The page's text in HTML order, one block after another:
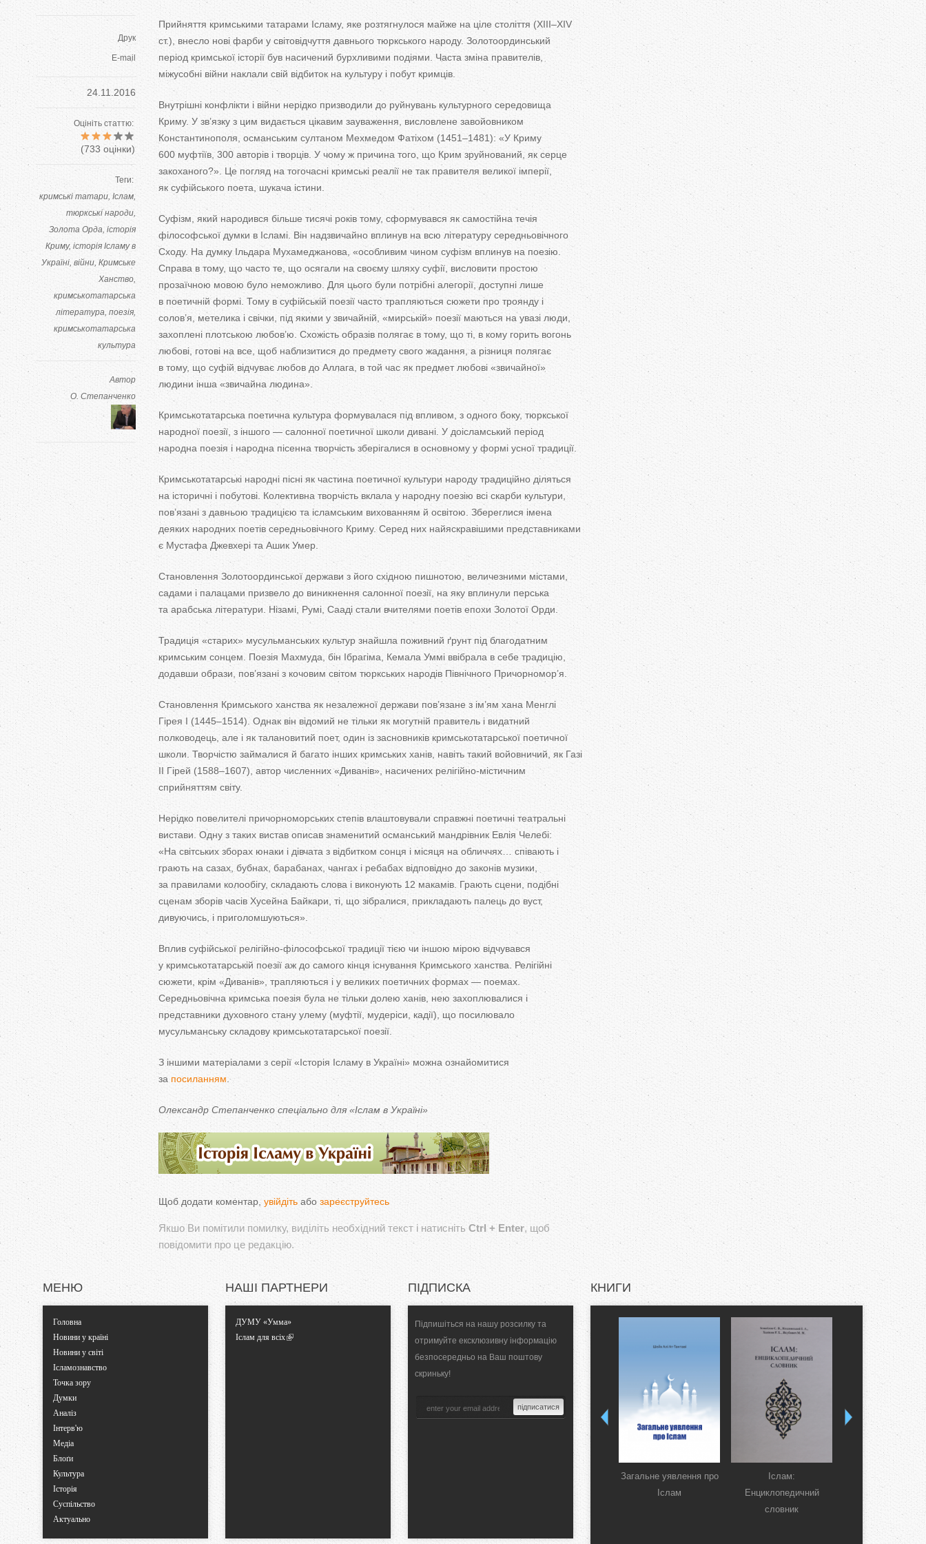
Друк
E-mail
24.11.2016
Оцініть статтю:
(733 оцінки)
Теги:
кримські татари Іслам
тюркські народи
Золота Орда історія
Криму історія Ісламу в
Україні війни Кримське
Ханство
кримськотатарська
література поезія
кримськотатарська
культура
Автор
О. Степанченко
Прийняття кримськими татарами Ісламу, яке розтягнулося майже на ціле століття (XIII–XIV
ст.), внесло нові фарби у світовідчуття давнього тюркського народу. Золотоординський
період кримської історії був насичений бурхливими подіями. Часта зміна правителів,
міжусобні війни наклали свій відбиток на культуру і побут кримців.
Внутрішні конфлікти і війни нерідко призводили до руйнувань культурного середовища
Криму. У зв’язку з цим видається цікавим зауваження, висловлене завойовником
Константинополя, османським султаном Мехмедом Фатіхом (1451–1481): «У Криму
600 муфтіїв, 300 авторів і творців. У чому ж причина того, що Крим зруйнований, як серце
закоханого?» . Це погляд на тогочасні кримські реалії не так правителя великої імперії,
як суфійського поета, шукача істини.
Суфізм, який народився більше тисячі років тому, сформувався як самостійна течія
філософської думки в Ісламі. Він надзвичайно вплинув на всю літературу середньовічного
Сходу. На думку Ільдара Мухамеджанова, «особливим чином суфізм вплинув на поезію.
Справа в тому, що часто те, що осягали на своєму шляху суфії, висловити простою
прозаїчною мовою було неможливо. Для цього були потрібні алегорії, доступні лише
в поетичній формі. Тому в суфійській поезії часто трапляються сюжети про троянду і
солов’я, метелика і свічки, під якими у звичайній, «мирській» поезії маються на увазі люди,
захоплені плотською любов’ю. Схожість образів полягає в тому, що ті, в кому горить вогонь
любові, готові на все, щоб наблизитися до предмету свого жадання, а різниця полягає
в тому, що суфій відчуває любов до Аллага, в той час як предмет любові «звичайної»
людини інша «звичайна людина»
Кримськотатарська поетична культура формувалася під впливом, з одного боку, тюркської
народної поезії, з іншого — салонної поетичної школи дивані. У доісламський період
народна поезія і народна пісенна творчість зберігалися в основному у формі усної традиції.
Кримськотатарські народні пісні як частина поетичної культури народу традиційно діляться
на історичні і побутові. Колективна творчість вклала у народну поезію всі скарби культури,
пов’язані з давньою традицією та ісламським вихованням й освітою. Збереглися імена
деяких народних поетів середньовічного Криму. Серед них найяскравішими представниками
є Мустафа Джевхері та Ашик Умер.
Становлення Золотоординської держави з його східною пишнотою, величезними містами,
садами і палацами призвело до виникнення салонної поезії, на яку вплинули перська
та арабська літератури. Нізамі, Румі, Сааді стали вчителями поетів епохи Золотої Орди.
Традиція «старих» мусульманських культур знайшла поживний ґрунт під благодатним
кримським сонцем. Поезія Махмуда, бін Ібрагіма, Кемала Уммі ввібрала в себе традицію,
додавши образи, пов’язані з кочовим світом тюркських народів Північного Причорномор’я.
Становлення Кримського ханства як незалежної держави пов’язане з ім’ям хана Менглі
Гірея І (1445–1514). Однак він відомий не тільки як могутній правитель і видатний
полководець, але і як талановитий поет, один із засновників кримськотатарської поетичної
школи. Творчістю займалися й багато інших кримських ханів, навіть такий войовничий, як Газі
II Гірей (1588–1607), автор численних«Диванів» , насичених релігійно-містичним
сприйняттям світу.
Нерідко повелителі причорноморських степів влаштовували справжні поетичні театральні
вистави. Одну з таких вистав описав знаменитий османський мандрівник Евлія Челебі:
«На світських зборах юнаки і дівчата з відбитком сонця і місяця на обличчях
співають і
грають на сазах, бубнах, барабанах, чангах і ребабах відповідно до законів музики,
за правилами колообігу, складають слова і виконують 12 макамів. Грають сцени, подібні
сценам зборів часів Хусейна Байкари, ті, що зібралися, прикладають палець до вуст,
дивуючись, і приголомшуються»
Вплив суфійської релігійно-філософської традиції тією чи іншою мірою відчувався
у кримськотатарській поезії аж до самого кінця існування Кримського ханства. Релігійні
сюжети, крім «Диванів», трапляються і у великих поетичних формах — поемах.
Середньовічна кримська поезія була не тільки долею ханів, нею захоплювалися і
представники духовного стану улему (муфтії, мудеріси, кадії), що посилювало
мусульманську складову кримськотатарської поезії.
З іншими матеріалами з серії «Історія Ісламу в Україні» можна ознайомитися
за посиланням
Олександр Степанченко спеціально для«Іслам в Україні»
Щоб додати коментар, увійдіть або зареєструйтесь
Якшо Ви помітили помилку, виділіть необхідний текст і натисніть Ctrl + Enter, щоб
повідомити про це редакцію.
T
b
s
МЕНЮ
Головна
Новини у країні
Новини у світі
Ісламознавство
Точка зору
Думки
Аналіз
Інтерв'ю
Медіа
Блоґи
Культура
Історія
Суспільство
Актуально
НАШІ ПАРТНЕРИ
ДУМУ «Умма»
Іслам для всіх
ПІДПИСКА
Підпишіться на нашу розсилку та
отримуйте ексклюзивну інформацію
безпосередньо на Ваш поштову
скриньку!
КНИГИ
Загальне уявлення про
Іслам
Іслам:
Енциклопедичний
словник
смислів